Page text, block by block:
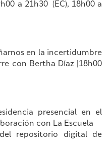
a 21h30 (EC), 18h00 a
en la incertidumbre
con Bertha Díaz |18h00
presencial en el
con La Escuela
repositorio digital de